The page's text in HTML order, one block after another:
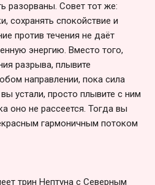
разорваны. Совет тот же:
сохранять спокойствие и
против течения не даёт
энергию. Вместо того,
разрыва, плывите
направлении, пока сила
устали, просто плывите с ним
оно не рассеется. Тогда вы
гармоничным потоком
трин Нептуна с Северным